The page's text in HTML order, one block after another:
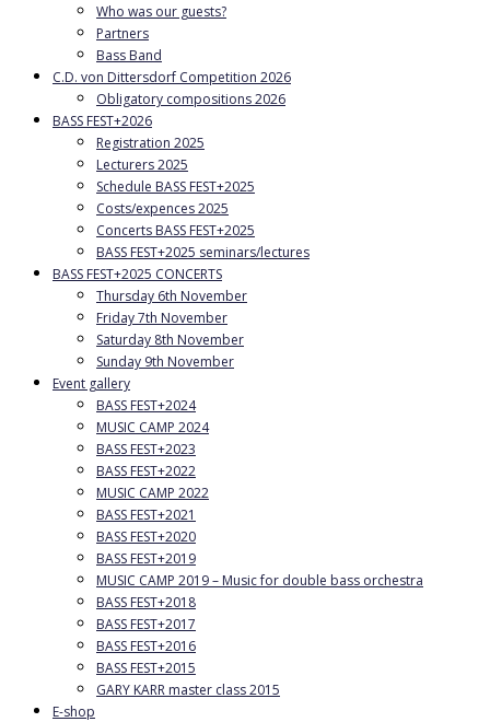
Who was our guests?
Partners
Bass Band
C.D. von Dittersdorf Competition 2026
Obligatory compositions 2026
BASS FEST+2026
Registration 2025
Lecturers 2025
Schedule BASS FEST+2025
Costs/expences 2025
Concerts BASS FEST+2025
BASS FEST+2025 seminars/lectures
BASS FEST+2025 CONCERTS
Thursday 6th November
Friday 7th November
Saturday 8th November
Sunday 9th November
Event gallery
BASS FEST+2024
MUSIC CAMP 2024
BASS FEST+2023
BASS FEST+2022
MUSIC CAMP 2022
BASS FEST+2021
BASS FEST+2020
BASS FEST+2019
MUSIC CAMP 2019 – Music for double bass orchestra
BASS FEST+2018
BASS FEST+2017
BASS FEST+2016
BASS FEST+2015
GARY KARR master class 2015
E-shop